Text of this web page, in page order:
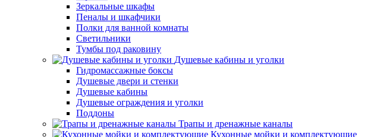
Зеркальные шкафы
Пеналы и шкафчики
Полки для ванной комнаты
Светильники
Тумбы под раковину
Душевые кабины и уголки
Гидромассажные боксы
Душевые двери и стенки
Душевые кабины
Душевые ограждения и уголки
Поддоны
Трапы и дренажные каналы
Кухонные мойки и комплектующие